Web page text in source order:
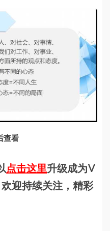
查看
点击这里升级成为V
迎持续关注，精彩